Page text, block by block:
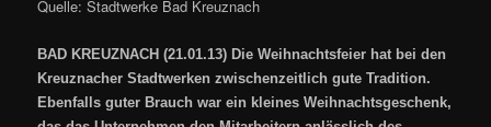
Quelle: Stadtwerke Bad Kreuznach
BAD KREUZNACH (21.01.13) Die Weihnachtsfeier hat bei den
Kreuznacher Stadtwerken zwischenzeitlich gute Tradition.
Ebenfalls guter Brauch war ein kleines Weihnachtsgeschenk,